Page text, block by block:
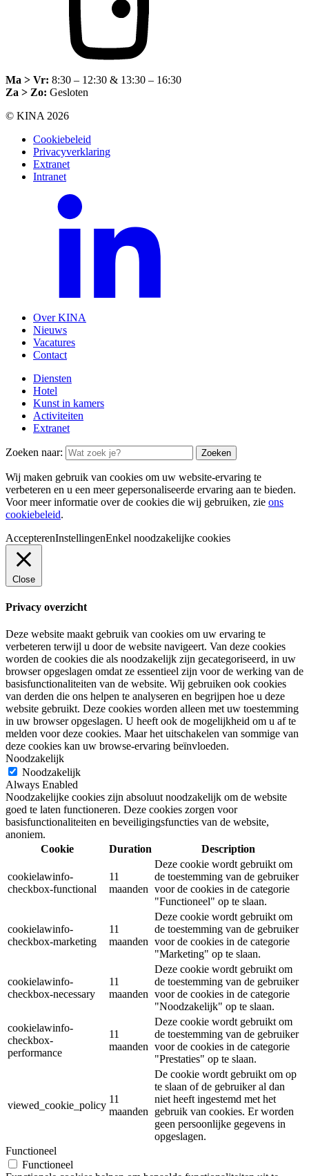
Ma > Vr: 8:30 – 12:30 & 13:30 – 16:30
Za > Zo: Gesloten
© KINA 2026
Cookiebeleid
Privacyverklaring
Extranet
Intranet
Over KINA
Nieuws
Vacatures
Contact
Diensten
Hotel
Kunst in kamers
Activiteiten
Extranet
Zoeken naar:
Wij maken gebruik van cookies om uw website-ervaring te
verbeteren en u een meer gepersonaliseerde ervaring aan te bieden.
Voor meer informatie over de cookies die wij gebruiken, zie ons
cookiebeleid.
AccepterenInstellingenEnkel noodzakelijke cookies
Close
Privacy overzicht
Deze website maakt gebruik van cookies om uw ervaring te
verbeteren terwijl u door de website navigeert. Van deze cookies
worden de cookies die als noodzakelijk zijn gecategoriseerd, in uw
browser opgeslagen omdat ze essentieel zijn voor de werking van de
basisfunctionaliteiten van de website. Wij gebruiken ook cookies
van derden die ons helpen te analyseren en begrijpen hoe u deze
website gebruikt. Deze cookies worden alleen met uw toestemming
in uw browser opgeslagen. U heeft ook de mogelijkheid om u af te
melden voor deze cookies. Maar het uitschakelen van sommige van
deze cookies kan uw browse-ervaring beïnvloeden.
Noodzakelijk
Noodzakelijk
Always Enabled
Noodzakelijke cookies zijn absoluut noodzakelijk om de website
goed te laten functioneren. Deze cookies zorgen voor
basisfunctionaliteiten en beveiligingsfuncties van de website,
anoniem.
Cookie
Duration Description
cookielawinfo-
checkbox-functional
11
maanden
Deze cookie wordt gebruikt om
de toestemming van de gebruiker
voor de cookies in de categorie
"Functioneel" op te slaan.
cookielawinfo-
checkbox-marketing
11
maanden
Deze cookie wordt gebruikt om
de toestemming van de gebruiker
voor de cookies in de categorie
"Marketing" op te slaan.
cookielawinfo-
checkbox-necessary
11
maanden
Deze cookie wordt gebruikt om
de toestemming van de gebruiker
voor de cookies in de categorie
"Noodzakelijk" op te slaan.
cookielawinfo-
checkbox-
performance
11
maanden
Deze cookie wordt gebruikt om
de toestemming van de gebruiker
voor de cookies in de categorie
"Prestaties" op te slaan.
viewed_cookie_policy
11
maanden
De cookie wordt gebruikt om op
te slaan of de gebruiker al dan
niet heeft ingestemd met het
gebruik van cookies. Er worden
geen persoonlijke gegevens in
opgeslagen.
Functioneel
Functioneel